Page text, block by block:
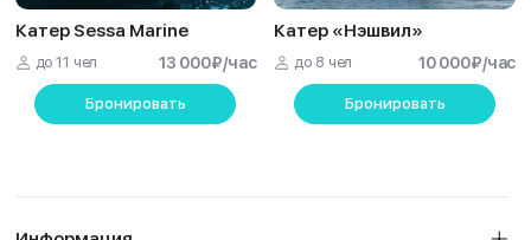
Катер Sessa Marine
до 11 чел 13 000₽/час
Бронировать
Катер «Нэшвил»
до 8 чел 10 000₽/час
Бронировать